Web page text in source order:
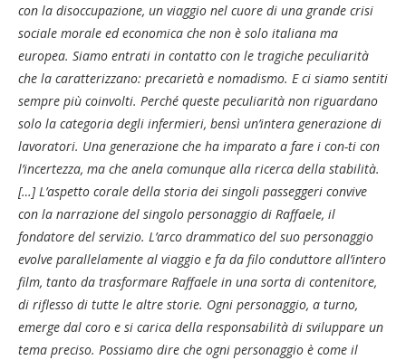
con la disoccupazione, un viaggio nel cuore di una grande crisi
sociale morale ed economica che non è solo italiana ma
europea. Siamo entrati in contatto con le tragiche peculiarità
che la caratterizzano: precarietà e nomadismo. E ci siamo sentiti
sempre più coinvolti. Perché queste peculiarità non riguardano
solo la categoria degli infermieri, bensì un’intera generazione di
lavoratori. Una generazione che ha imparato a fare i con-ti con
l’incertezza, ma che anela comunque alla ricerca della stabilità.
[…] L’aspetto corale della storia dei singoli passeggeri convive
con la narrazione del singolo personaggio di Raffaele, il
fondatore del servizio. L’arco drammatico del suo personaggio
evolve parallelamente al viaggio e fa da filo conduttore all’intero
film, tanto da trasformare Raffaele in una sorta di contenitore,
di riflesso di tutte le altre storie. Ogni personaggio, a turno,
emerge dal coro e si carica della responsabilità di sviluppare un
tema preciso. Possiamo dire che ogni personaggio è come il